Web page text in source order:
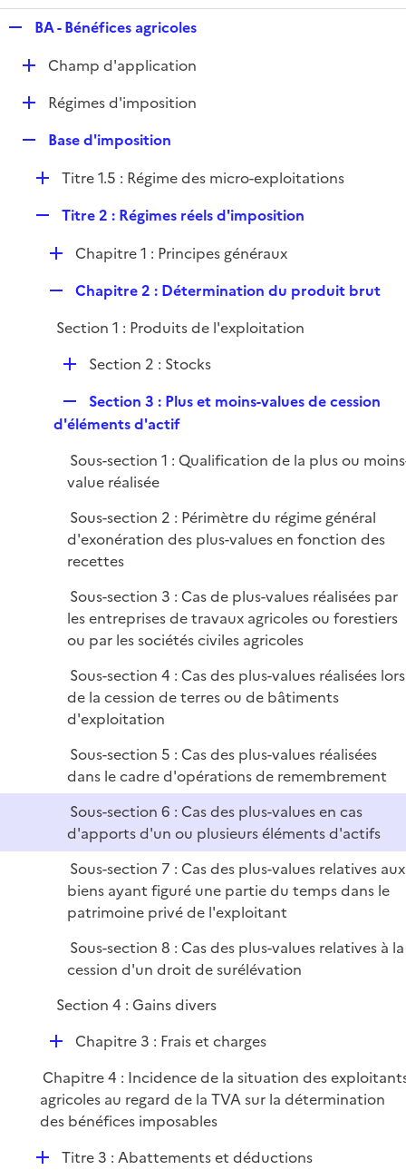
p
l
i
e
BA - Bénéfices agricoles
D
e
Champ d'application
D
l
i
e
Régimes d'imposition
p
Base d'imposition
D
l
i
e
Titre 1.5 : Régime des micro-exploitations
p
e
Titre 2 : Régimes réels d'imposition
D
p
i
e
Chapitre 1 : Principes généraux
p
l
i
e
r
Chapitre 2 : Détermination du produit brut
Section 1 : Produits de l'exploitation
D
l
e
r
Section 2 : Stocks
e
l
i
Section 3 : Plus et moins-values de cession
d'éléments d'actif
Sous-section 1 : Qualification de la plus ou
value réalisée
Sous-section 2 : Périmètre du régime général
d'exonération des plus-values en fonction des
recettes
Sous-section 3 : Cas de plus-values réalisées par
les entreprises de travaux agricoles ou forestiers
ou par les sociétés civiles agricoles
Sous-section 4 : Cas des plus-values réalisées lors
de la cession de terres ou de bâtiments
d'exploitation
Sous-section 5 : Cas des plus-values réalisées
dans le cadre d'opérations de remembrement
Sous-section 6 : Cas des plus-values en cas
d'apports d'un ou plusieurs éléments d'actifs
Sous-section 7 : Cas des plus-values relatives aux
biens ayant figuré une partie du temps dans le
patrimoine privé de l'exploitant
Sous-section 8 : Cas des plus-values relatives à la
cession d'un droit de surélévation
Section 4 : Gains divers
D
p
l
i
e
Chapitre 3 : Frais et charges
Chapitre 4 : Incidence de la situation des
agricoles au regard de la TVA sur la détermination
des bénéfices imposables
DTitre 3 : Abattements et déductions